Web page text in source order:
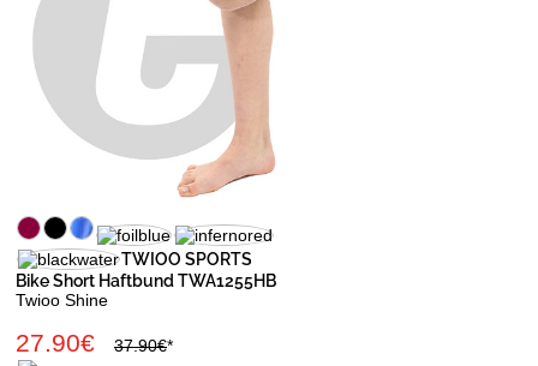
TWIOO SPORTS
Bike Short Haftbund TWA1255HB
Twioo Shine
27.90€ 37.90€*